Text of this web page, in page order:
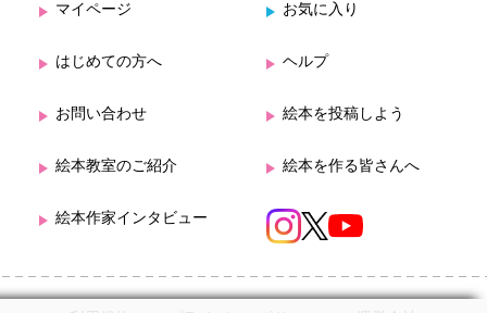
マイページ お気に入り
はじめての方へ ヘルプ
お問い合わせ 絵本を投稿しよう
絵本教室のご紹介 絵本を作る皆さんへ
絵本作家インタビュー